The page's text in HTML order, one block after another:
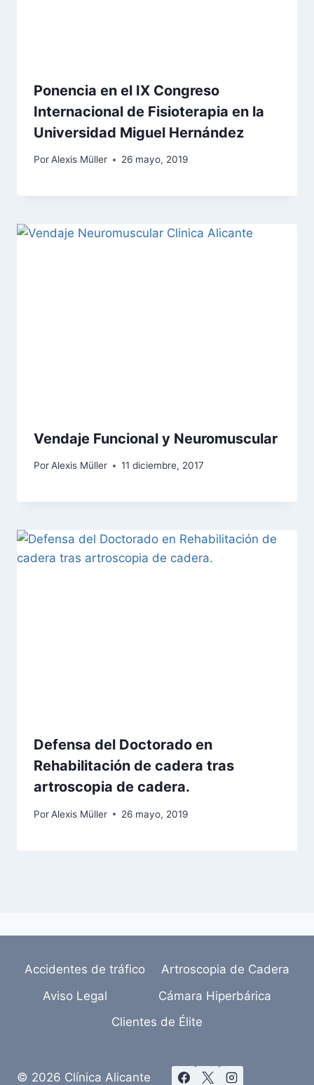
Ponencia en el IX Congreso
Internacional de Fisioterapia en la
Universidad Miguel Hernández
PorAlexis Müller 26 mayo, 2019
Vendaje Funcional y Neuromuscular
PorAlexis Müller 11 diciembre, 2017
Defensa del Doctorado en
Rehabilitación de cadera tras
artroscopia de cadera.
PorAlexis Müller 26 mayo, 2019
Accidentes de tráfico
Artroscopia de Cadera
Aviso Legal
Cámara Hiperbárica
Clientes de Élite
© 2026 Clínica Alicante